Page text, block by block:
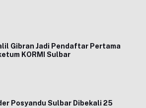
Gibran Jadi Pendaftar Pertama
KORMI Sulbar
Posyandu Sulbar Dibekali 25